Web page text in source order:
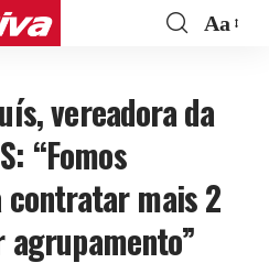
Aa
vereadora da
“Fomos
mais 2